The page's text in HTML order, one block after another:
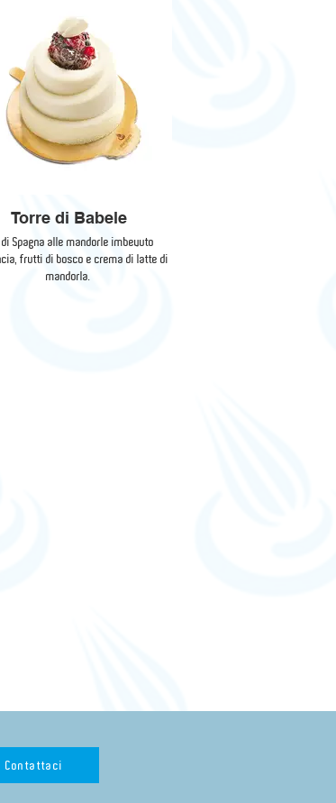
Torre di Babele
di Spagna alle mandorle imbevuto
frutti di bosco e crema di latte di
mandorla.
Contattaci